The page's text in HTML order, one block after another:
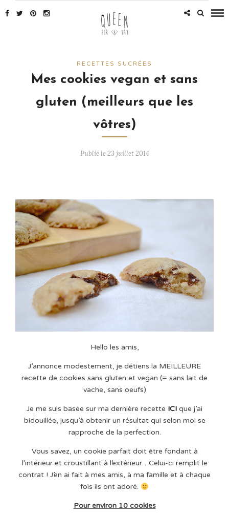
RECETTES SUCRÉES
Mes cookies vegan et sans
gluten (meilleurs que les
vôtres)
Publié le 23 juillet 2014
Hello les amis,
J’annonce modestement, je détiens la MEILLEURE
recette de cookies sans gluten et vegan (= sans lait de
vache, sans oeufs)
Je me suis basée sur ma dernière recette ICI que j’ai
bidouillée, jusqu’à obtenir un résultat qui selon moi se
rapproche de la perfection.
Vous savez, un cookie parfait doit être fondant à
l’intérieur et croustillant à l’extérieur…Celui-ci remplit le
contrat ! J’en ai fait à mes amis, à ma famille et à chaque
fois ils ont adoré.
Pour environ 10 cookies